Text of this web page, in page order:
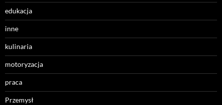
edukacja
inne
kulinaria
motoryzacja
praca
Przemysł